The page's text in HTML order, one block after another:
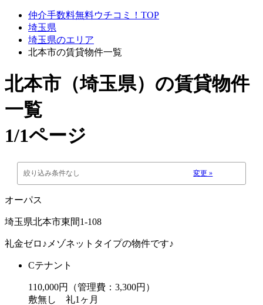
仲介手数料無料ウチコミ！TOP
埼玉県
埼玉県のエリア
北本市の賃貸物件一覧
北本市（埼玉県） の賃貸物件
一覧
1/1ページ
絞り込み条件なし 変更 »
オーパス
埼玉県北本市東間1-108
礼金ゼロ♪メゾネットタイプの物件です♪
Cテナント
110,000円（管理費：3,300円）
敷無し 礼1ヶ月